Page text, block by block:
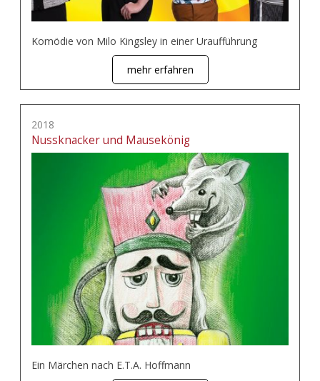
Komödie von Milo Kingsley in einer Uraufführung
mehr erfahren
2018
Nussknacker und Mausekönig
Ein Märchen nach E.T.A. Hoffmann